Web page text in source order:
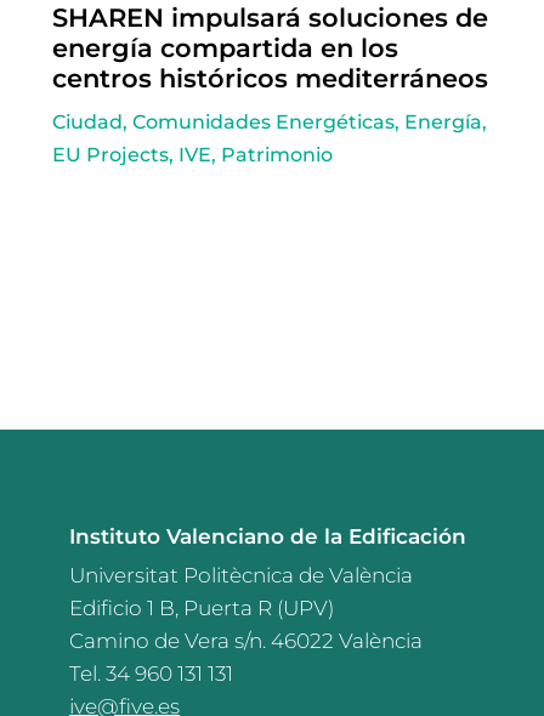
SHAREN impulsará soluciones de
energía compartida en los
centros históricos mediterráneos
Ciudad, Comunidades Energéticas, Energía,
EU Projects, IVE, Patrimonio
Instituto Valenciano de la Edificación
Universitat Politècnica de València
Edificio 1 B, Puerta R (UPV)
Camino de Vera s/n. 46022 València
Tel. 34 960 131 131
ive@five.es